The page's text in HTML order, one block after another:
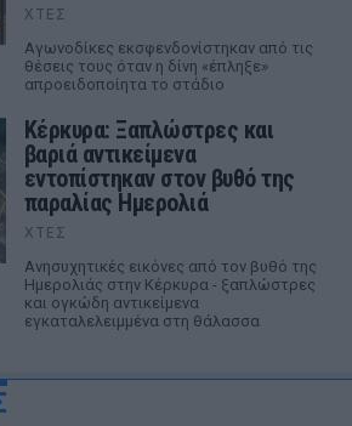
ΧΤΕΣ
Αγωνοδίκες εκσφενδονίστηκαν από τις
θέσεις τους όταν η δίνη «έπληξε»
απροειδοποίητα το στάδιο
Κέρκυρα: Ξαπλώστρες και
βαριά αντικείμενα
εντοπίστηκαν στον βυθό της
παραλίας Ημερολιά
ΧΤΕΣ
Ανησυχητικές εικόνες από τον βυθό της
Ημερολιάς στην Κέρκυρα - ξαπλώστρες
και ογκώδη αντικείμενα
εγκαταλελειμμένα στη θάλασσα